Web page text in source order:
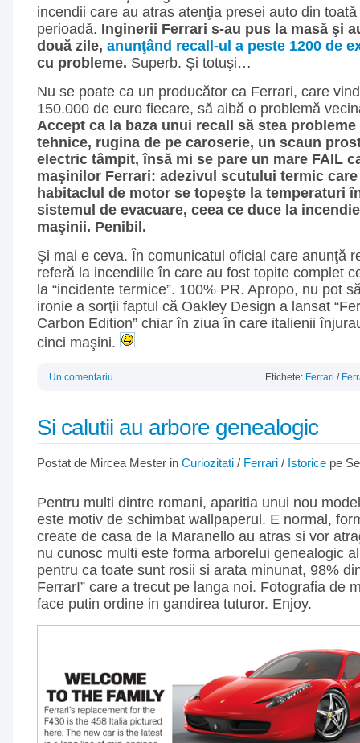
incendii care au atras atenţia presei auto din
perioadă. Inginerii Ferrari s-au pus la masă şi
două zile, anunţând recall-ul a peste 1200 de
cu probleme. Superb. Şi totuşi…
Nu se poate ca un producător ca Ferrari, care
150.000 de euro fiecare, să aibă o problemă
Accept ca la baza unui recall să stea probleme
tehnice, rugina de pe caroserie, un scaun
electric tâmpit, însă mi se pare un mare FAIL
maşinilor Ferrari: adezivul scutului termic care
habitaclul de motor se topeşte la temperaturi
sistemul de evacuare, ceea ce duce la
maşinii. Penibil.
Şi mai e ceva. În comunicatul oficial care anunţă
referă la incendiile în care au fost topite complet
la “incidente termice”. 100% PR. Apropo, nu pot
ironie a sorţii faptul că Oakley Design a lansat
Carbon Edition” chiar în ziua în care italienii
cinci maşini.
Un comentariu Etichete: Ferrari /
Si calutii au arbore genealogic
Postat de Mircea Mester in Curiozitati / Ferrari / Istorice pe
Pentru multi dintre romani, aparitia unui nou
este motiv de schimbat wallpaperul. E normal,
create de casa de la Maranello au atras si vor
nu cunosc multi este forma arborelui genealogic
pentru ca toate sunt rosii si arata minunat, 98%
FerrarI” care a trecut pe langa noi. Fotografia de
face putin ordine in gandirea tuturor. Enjoy.